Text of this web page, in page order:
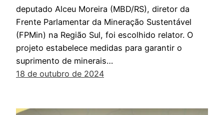
deputado Alceu Moreira (MBD/RS), diretor da
Frente Parlamentar da Mineração Sustentável
(FPMin) na Região Sul, foi escolhido relator. O
projeto estabelece medidas para garantir o
suprimento de minerais…
18 de outubro de 2024